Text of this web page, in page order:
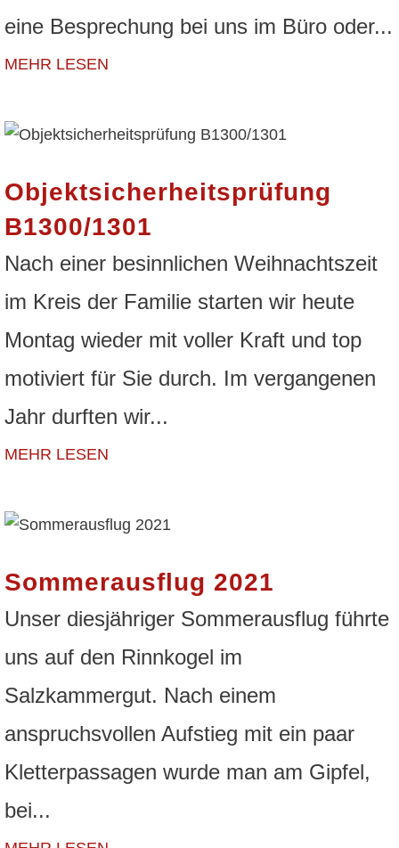
eine Besprechung bei uns im Büro oder...
MEHR LESEN
Objektsicherheitsprüfung
B1300/1301
Nach einer besinnlichen Weihnachtszeit
im Kreis der Familie starten wir heute
Montag wieder mit voller Kraft und top
motiviert für Sie durch. Im vergangenen
Jahr durften wir...
MEHR LESEN
Sommerausflug 2021
Unser diesjähriger Sommerausflug führte
uns auf den Rinnkogel im
Salzkammergut. Nach einem
anspruchsvollen Aufstieg mit ein paar
Kletterpassagen wurde man am Gipfel,
bei...